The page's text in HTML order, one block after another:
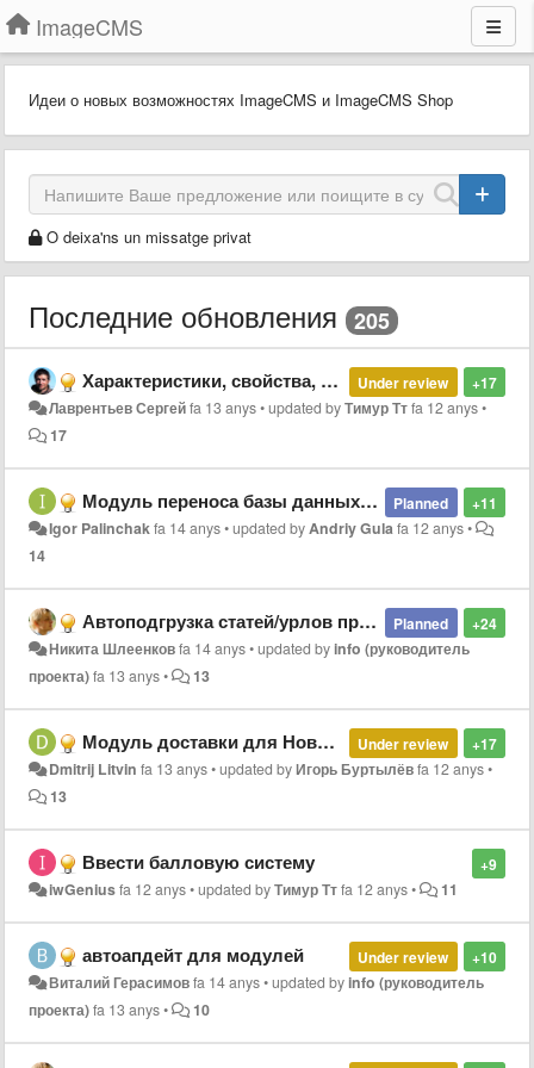
ImageCMS
Идеи о новых возможностях ImageCMS и ImageCMS Shop
O deixa'ns un missatge privat
Последние обновления 205
+17
Under review
Характеристики, свойства, варианты товаров - решение системной проблемы
Лаврентьев Сергейfa 13 anys•updated byТимур Ттfa 12 anys•
17
+11
Planned
Модуль переноса базы данных категорий, товаров, пользователей, заказов из opencart.
Igor Palinchakfa 14 anys•updated byAndriy Gulafa 12 anys•
14
+24
Planned
Автоподгрузка статей/урлов при перелинковке или добавлении меню
Никита Шлеенковfa 14 anys•updated byinfo (руководитель
проекта)fa 13 anys• 13
+17
Under review
Модуль доставки для Новой Почты
Dmitrij Litvin fa 13 anys•updated byИгорь Буртылёвfa 12 anys•
13
+9
Ввести балловую систему
iwGeniusfa 12 anys•updated byТимур Ттfa 12 anys• 11
+10
Under review
автоапдейт для модулей
Виталий Герасимовfa 14 anys•updated byinfo (руководитель
проекта)fa 13 anys• 10